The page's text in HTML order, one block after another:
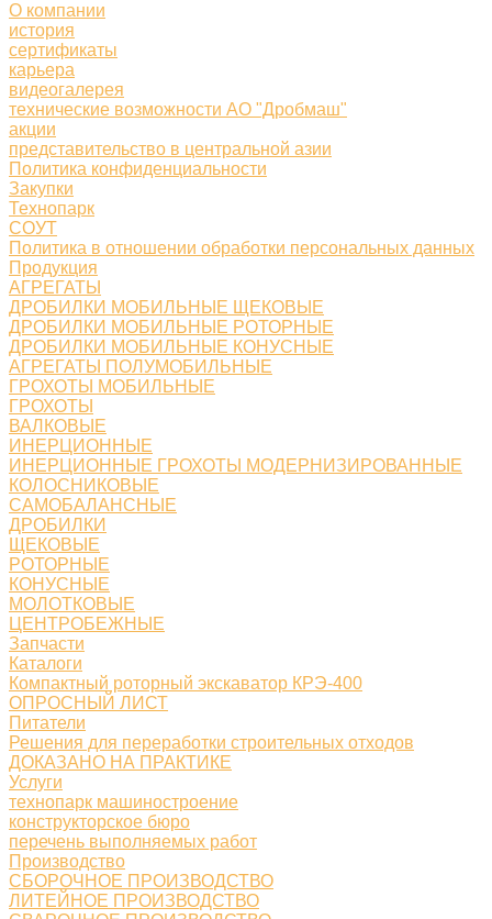
О компании
история
сертификаты
карьера
видеогалерея
технические возможности АО "Дробмаш"
акции
представительство в центральной азии
Политика конфиденциальности
Закупки
Технопарк
СОУТ
Политика в отношении обработки персональных данных
Продукция
АГРЕГАТЫ
ДРОБИЛКИ МОБИЛЬНЫЕ ЩЕКОВЫЕ
ДРОБИЛКИ МОБИЛЬНЫЕ РОТОРНЫЕ
ДРОБИЛКИ МОБИЛЬНЫЕ КОНУСНЫЕ
АГРЕГАТЫ ПОЛУМОБИЛЬНЫЕ
ГРОХОТЫ МОБИЛЬНЫЕ
ГРОХОТЫ
ВАЛКОВЫЕ
ИНЕРЦИОННЫЕ
ИНЕРЦИОННЫЕ ГРОХОТЫ МОДЕРНИЗИРОВАННЫЕ
КОЛОСНИКОВЫЕ
САМОБАЛАНСНЫЕ
ДРОБИЛКИ
ЩЕКОВЫЕ
РОТОРНЫЕ
КОНУСНЫЕ
МОЛОТКОВЫЕ
ЦЕНТРОБЕЖНЫЕ
Запчасти
Каталоги
Компактный роторный экскаватор КРЭ-400
ОПРОСНЫЙ ЛИСТ
Питатели
Решения для переработки строительных отходов
ДОКАЗАНО НА ПРАКТИКЕ
Услуги
технопарк машиностроение
конструкторское бюро
перечень выполняемых работ
Производство
СБОРОЧНОЕ ПРОИЗВОДСТВО
ЛИТЕЙНОЕ ПРОИЗВОДСТВО